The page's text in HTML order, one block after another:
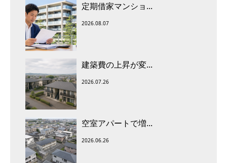
定期借家マンショ...
2026.08.07
建築費の上昇が変...
2026.07.26
空室アパートで増...
2026.06.26